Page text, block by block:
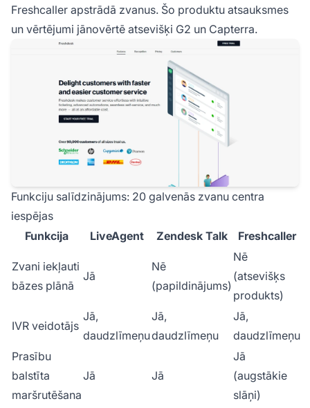
Freshcaller apstrādā zvanus. Šo produktu atsauksmes
un vērtējumi jānovērtē atsevišķi G2 un Capterra.
Funkciju salīdzinājums: 20 galvenās zvanu centra
iespējas
Funkcija
LiveAgent Zendesk Talk Freshcaller
Zvani iekļauti
bāzes plānā
Jā
Nē
(papildinājums)
Nē
(atsevišķs
produkts)
IVR veidotājs
Jā,
daudzlīmeņu
Jā,
daudzlīmeņu
Jā,
daudzlīmeņu
Prasību
balstīta
maršrutēšana
Jā Jā
Jā
(augstākie
slāņi)